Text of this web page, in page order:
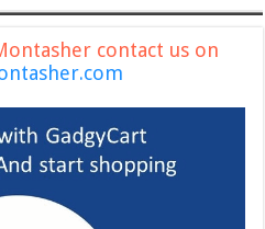
contact us on